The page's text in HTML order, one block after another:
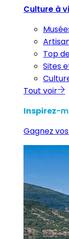
Culture à
Top
Sites
Tout voir
Inspirez-
Gagnez